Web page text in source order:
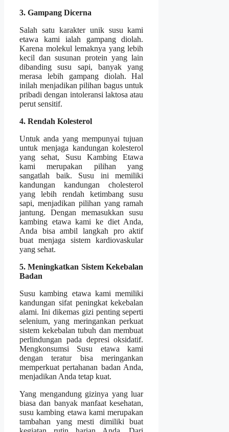
3. Gampang Dicerna
Salah satu karakter unik susu kami
etawa kami ialah gampang diolah.
Karena molekul lemaknya yang lebih
kecil dan susunan protein yang lain
dibanding susu sapi, banyak yang
merasa lebih gampang diolah. Hal
inilah menjadikan pilihan bagus untuk
pribadi dengan intoleransi laktosa atau
perut sensitif.
4. Rendah Kolesterol
Untuk anda yang mempunyai tujuan
untuk menjaga kandungan kolesterol
yang sehat, Susu Kambing Etawa
kami merupakan pilihan yang
sangatlah baik. Susu ini memiliki
kandungan kandungan cholesterol
yang lebih rendah ketimbang susu
sapi, menjadikan pilihan yang ramah
jantung. Dengan memasukkan susu
kambing etawa kami ke diet Anda,
Anda bisa ambil langkah pro aktif
buat menjaga sistem kardiovaskular
yang sehat.
5. Meningkatkan Sistem Kekebalan
Badan
Susu kambing etawa kami memiliki
kandungan sifat peningkat kekebalan
alami. Ini dikemas gizi penting seperti
selenium, yang meringankan perkuat
sistem kekebalan tubuh dan membuat
perlindungan pada depresi oksidatif.
Mengkonsumsi Susu etawa kami
dengan teratur bisa meringankan
memperkuat pertahanan badan Anda,
menjadikan Anda tetap kuat.
Yang mengandung gizinya yang luar
biasa dan banyak manfaat kesehatan,
susu kambing etawa kami merupakan
tambahan yang mesti dimiliki buat